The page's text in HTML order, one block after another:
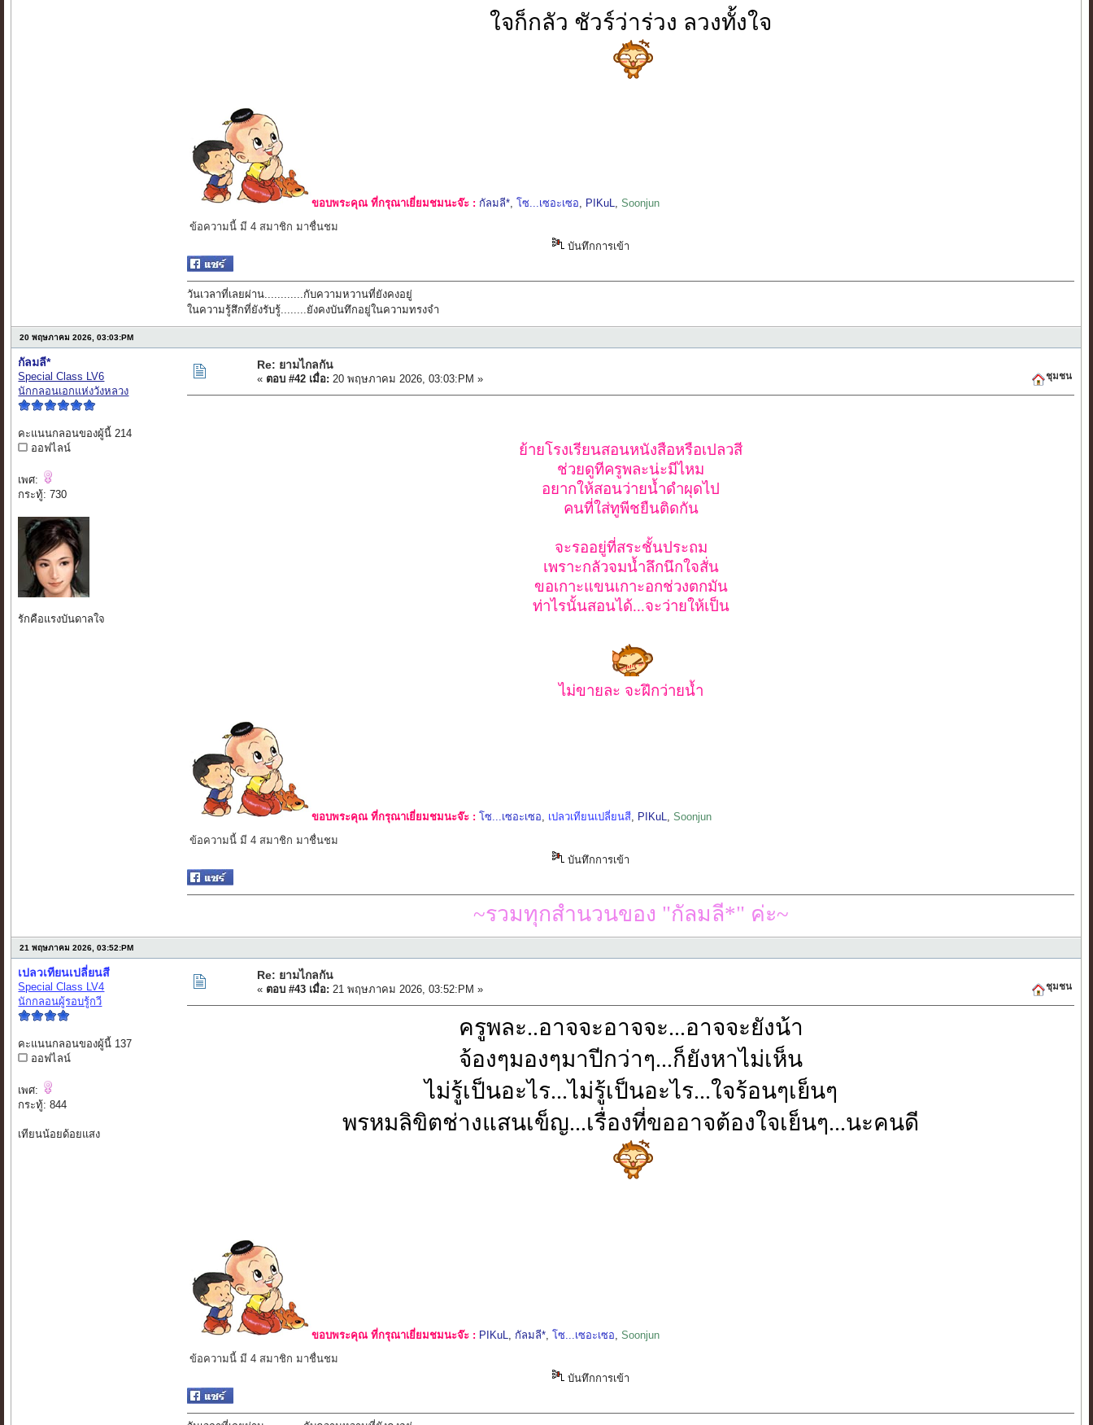
ใจก็กลัว ชัวร์ว่าร่วง ลวงทั้งใจ
ขอบพระคุณ ที่กรุณาเยี่ยมชมนะจ๊ะ : กัลมลี*,โซ...เซอะเซอ, PIKuL,Soonjun
ข้อความนี้ มี 4 สมาชิก มาชื่นชม
บันทึกการเข้า
วันเวลาที่เลยผ่าน............กับความหวานที่ยังคงอยู่
ในความรู้สึกที่ยังรับรู้........ยังคงบันทึกอยู่ในความทรงจำ
20 พฤษภาคม 2026, 03:03:PM
กัลมลี*
Special Class LV6
นักกลอนเอกแห่งวังหลวง
คะแนนกลอนของผู้นี้ 214
ออฟไลน์
เพศ:
กระทู้: 730
รักคือแรงบันดาลใจ
Re: ยามไกลกัน
« ตอบ #42 เมื่อ: 20 พฤษภาคม 2026, 03:03:PM » ชุมชน
ย้ายโรงเรียนสอนหนังสือหรือเปลวสี
ช่วยดูทีครูพละน่ะมีไหม
อยากให้สอนว่ายน้ำดำผุดไป
คนที่ใส่ทูพีชยืนติดกัน
จะรออยู่ที่สระชั้นประถม
เพราะกลัวจมน้ำลึกนึกใจสั่น
ขอเกาะแขนเกาะอกช่วงตกมัน
ท่าไรนั้นสอนได้...จะว่ายให้เป็น
ไม่ขายละ จะฝึกว่ายน้ำ
ขอบพระคุณ ที่กรุณาเยี่ยมชมนะจ๊ะ : โซ...เซอะเซอ, เปลวเทียนเปลี่ยนสี, PIKuL,Soonjun
ข้อความนี้ มี 4 สมาชิก มาชื่นชม
บันทึกการเข้า
~รวมทุกสำนวนของ "กัลมลี*" ค่ะ~
21 พฤษภาคม 2026, 03:52:PM
เปลวเทียนเปลี่ยนสี
Special Class LV4
นักกลอนผู้รอบรู้กวี
คะแนนกลอนของผู้นี้ 137
ออฟไลน์
เพศ:
กระทู้: 844
เทียนน้อยด้อยแสง
Re: ยามไกลกัน
« ตอบ #43 เมื่อ: 21 พฤษภาคม 2026, 03:52:PM » ชุมชน
ครูพละ..อาจจะอาจจะ...อาจจะยังน้า
จ้องๆมองๆมาปีกว่าๆ...ก็ยังหาไม่เห็น
ไม่รู้เป็นอะไร...ไม่รู้เป็นอะไร...ใจร้อนๆเย็นๆ
พรหมลิขิตช่างแสนเข็ญ...เรื่องที่ขออาจต้องใจเย็นๆ...นะคนดี
ขอบพระคุณ ที่กรุณาเยี่ยมชมนะจ๊ะ : PIKuL, กัลมลี*,โซ...เซอะเซอ,Soonjun
ข้อความนี้ มี 4 สมาชิก มาชื่นชม
บันทึกการเข้า